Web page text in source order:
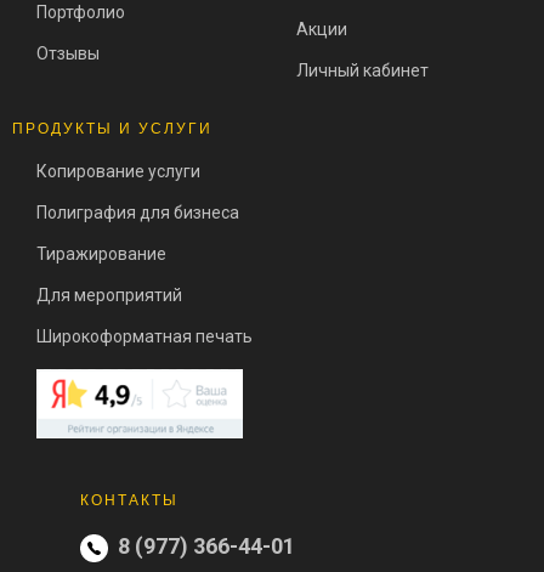
Портфолио
Отзывы
Акции
Личный кабинет
ПРОДУКТЫ И УСЛУГИ
Копирование услуги
Полиграфия для бизнеса
Тиражирование
Для мероприятий
Широкоформатная печать
КОНТАКТЫ
8 (977) 366-44-01